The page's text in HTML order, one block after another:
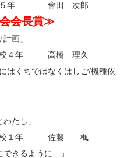
５年 會田 次郎
会長賞≫
画」
４年 高橋 理久
ちではなくはしご/機種依
たし」
校１年 佐藤 楓
きるように…」